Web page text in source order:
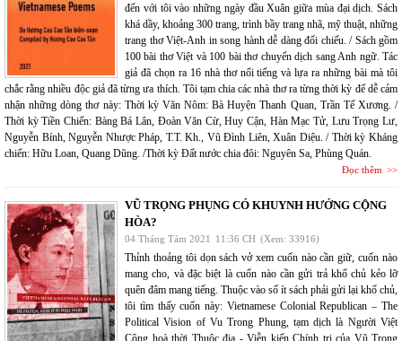
đến với tôi vào những ngày đầu Xuân giữa mùa đại dịch. Sách
khá dầy, khoảng 300 trang, trình bầy trang nhã, mỹ thuật, những
trang thơ Việt-Anh in song hành dễ dàng đối chiếu. / Sách gồm
100 bài thơ Việt và 100 bài thơ chuyển dịch sang Anh ngữ. Tác
giả đã chọn ra 16 nhà thơ nổi tiếng và lựa ra những bài mà tôi
chắc rằng nhiều độc giả đã từng ưa thích. Tôi tạm chia các nhà thơ ra từng thời kỳ để dễ cảm
nhận những dòng thơ này: Thời kỳ Văn Nôm: Bà Huyện Thanh Quan, Trần Tế Xương. /
Thời kỳ Tiền Chiến: Bàng Bá Lân, Đoàn Văn Cừ, Huy Cận, Hàn Mạc Tử, Lưu Trọng Lư,
Nguyễn Bính, Nguyễn Nhược Pháp, T.T. Kh., Vũ Đình Liên, Xuân Diệu. / Thời kỳ Kháng
chiến: Hữu Loan, Quang Dũng. /Thời kỳ Đất nước chia đôi: Nguyên Sa, Phùng Quán.
Đọc thêm
VŨ TRỌNG PHỤNG CÓ KHUYNH HƯỚNG CỘNG
HÒA?
04 Tháng Tám 2021 11:36 CH (Xem: 33916)
Thỉnh thoảng tôi dọn sách vở xem cuốn nào cần giữ, cuốn nào
mang cho, và đặc biệt là cuốn nào cần gửi trả khổ chủ kẻo lỡ
quên đâm mang tiếng. Thuộc vào số ít sách phải gửi lại khổ chủ,
tôi tìm thấy cuốn này: Vietnamese Colonial Republican – The
Political Vision of Vu Trong Phung, tạm dịch là Người Việt
Cộng hoà thời Thuộc địa - Viễn kiến Chính trị của Vũ Trọng